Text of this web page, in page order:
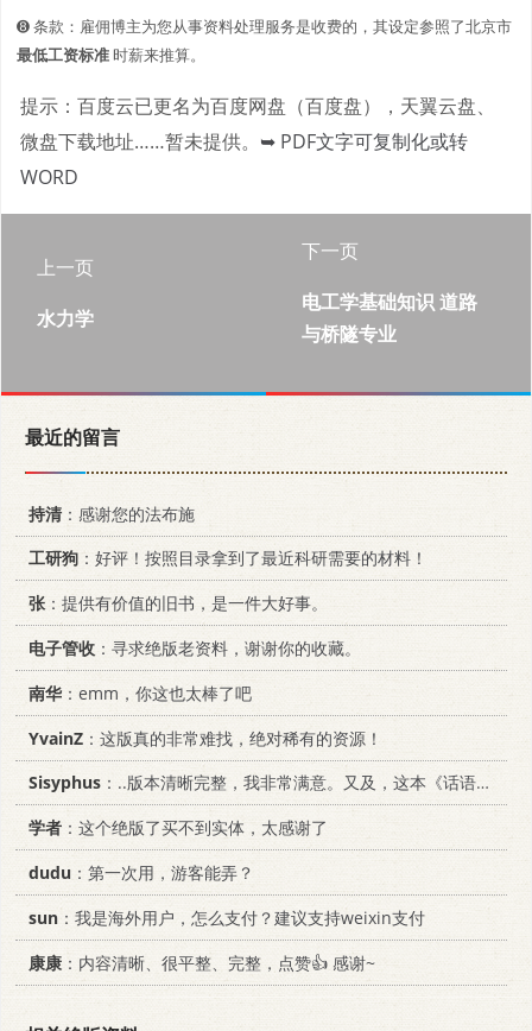
➑ 条款：雇佣博主为您从事资料处理服务是收费的，其设定参照了北京市
最低工资标准时薪来推算。
提示：百度云已更名为百度网盘（百度盘），天翼云盘、
微盘下载地址……暂未提供。 ➥ PDF文字可复制化或转
WORD
上一页
水力学
下一页
电工学基础知识 道路
与桥隧专业
最近的留言
持清：感谢您的法布施
工研狗 ：好评！按照目录拿到了最近科研需要的材料！
张：提供有价值的旧书，是一件大好事。
电子管收 ：寻求绝版老资料，谢谢你的收藏。
南华 ：emm，你这也太棒了吧
YvainZ ：这版真的非常难找，绝对稀有的资源！
Sisyphus ：..版本清晰完整，我非常满意。又及，这本《话语的真相》...
学者 ：这个绝版了买不到实体，太感谢了
dudu ：第一次用，游客能弄？
sun ：我是海外用户，怎么支付？建议支持weixin支付
康康 ：内容清晰、很平整、完整，点赞👍 感谢~